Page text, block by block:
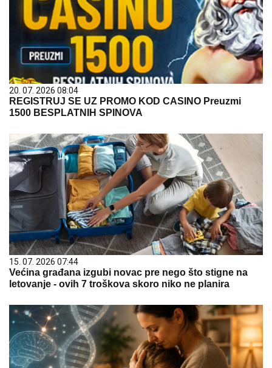
20. 07. 2026 08:04
REGISTRUJ SE UZ PROMO KOD CASINO Preuzmi
1500 BESPLATNIH SPINOVA
15. 07. 2026 07:44
Većina građana izgubi novac pre nego što stigne na
letovanje - ovih 7 troškova skoro niko ne planira